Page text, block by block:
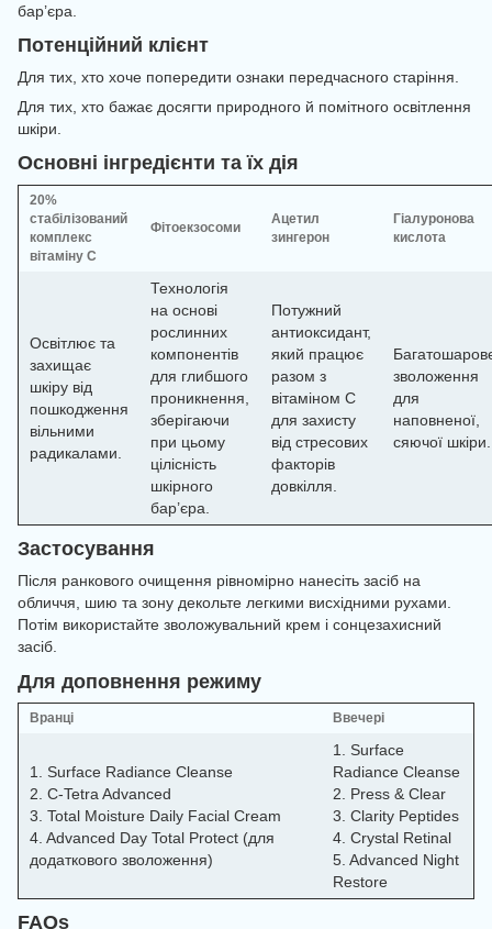
бар’єра.
Потенційний клієнт
Для тих, хто хоче попередити ознаки передчасного старіння.
Для тих, хто бажає досягти природного й помітного освітлення
шкіри.
Основні інгредієнти та їх дія
20%
стабілізований
комплекс
вітаміну C
Фітоекзосоми
Ацетил
зингерон
Гіалуронова
кислота
Освітлює та
захищає
шкіру від
пошкодження
вільними
радикалами.
Технологія
на основі
рослинних
компонентів
для глибшого
проникнення,
зберігаючи
при цьому
цілісність
шкірного
бар’єра.
Потужний
антиоксидант,
який працює
разом з
вітаміном С
для захисту
від стресових
факторів
довкілля.
зволоження
для
наповненої,
сяючої шкіри.
Застосування
Після ранкового очищення рівномірно нанесіть засіб на
обличчя, шию та зону декольте легкими висхідними рухами.
Потім використайте зволожувальний крем і сонцезахисний
засіб.
Для доповнення режиму
Вранці Ввечері
1. Surface Radiance Cleanse
2. C-Tetra Advanced
3. Total Moisture Daily Facial Cream
4. Advanced Day Total Protect (для
додаткового зволоження)
1. Surface
Radiance Cleanse
2. Press & Clear
3. Clarity Peptides
4. Crystal Retinal
5. Advanced Night
Restore
FAQs